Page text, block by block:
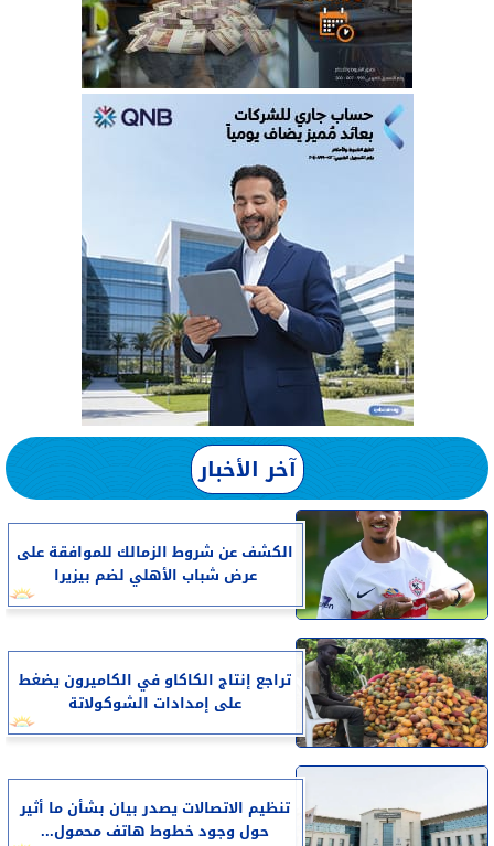
آخر الأخبار
الكشف عن شروط الزمالك للموافقة على
عرض شباب الأهلي لضم بيزيرا
تراجع إنتاج الكاكاو في الكاميرون يضغط
على إمدادات الشوكولاتة
تنظيم الاتصالات يصدر بيان بشأن ما أثير
حول وجود خطوط هاتف محمول...